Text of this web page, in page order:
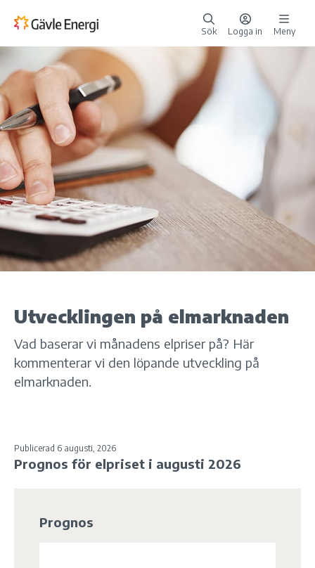
Sök Logga in Meny
Utvecklingen på elmarknaden
Vad baserar vi månadens elpriser på? Här
kommenterar vi den löpande utveckling på
elmarknaden.
Publicerad 6 augusti, 2026
Prognos för elpriset i augusti 2026
Prognos